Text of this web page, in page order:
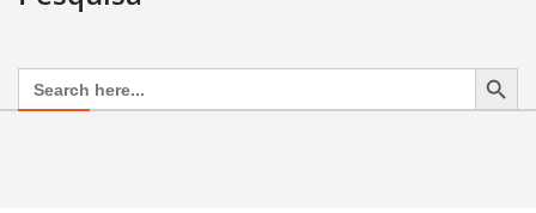
Search
for:
Search Button